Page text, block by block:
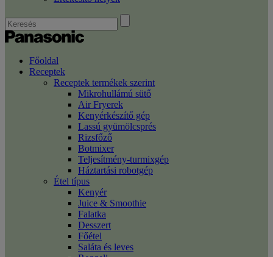
Főoldal
Receptek
Receptek termékek szerint
Mikrohullámú sütő
Air Fryerek
Kenyérkészítő gép
Lassú gyümölcsprés
Rizsfőző
Botmixer
Teljesítmény-turmixgép
Háztartási robotgép
Étel típus
Kenyér
Juice & Smoothie
Falatka
Desszert
Főétel
Saláta és leves